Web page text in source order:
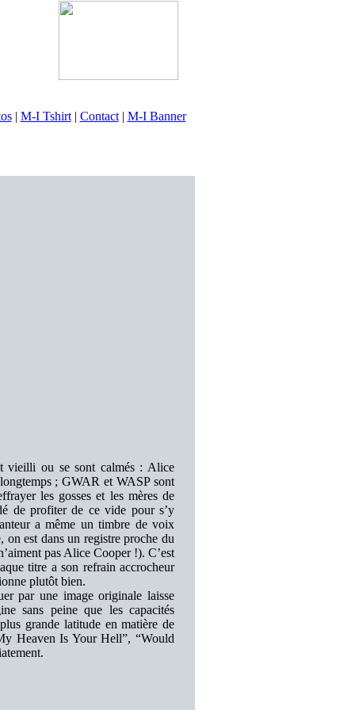
| M-I Tshirt| Contact| M-I Banner
vieilli ou se sont calmés : Alice
; GWAR et WASP sont
les gosses et les mères de
de profiter de ce vide pour s’y
a même un timbre de voix
est dans un registre proche du
pas Alice Cooper !). C’est
titre a son refrain accrocheur
plutôt bien.
par une image originale laisse
sans peine que les capacités
grande latitude en matière de
Heaven Is Your Hell”, “Would